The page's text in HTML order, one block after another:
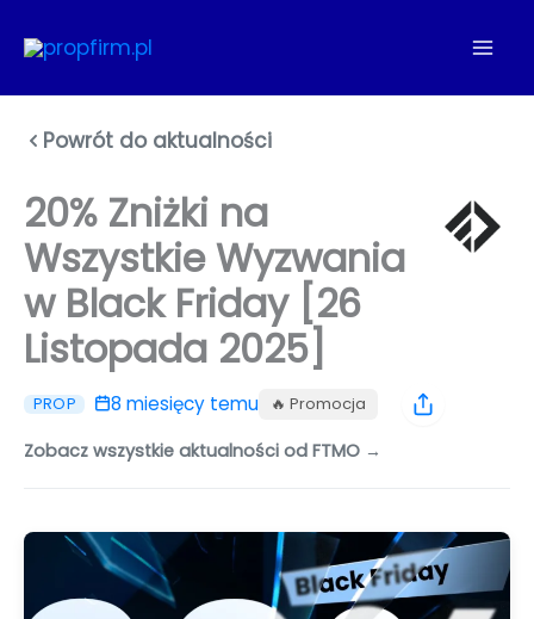
do
Powrót do aktualności
20% Zniżki na
Wszystkie Wyzwania
w Black Friday [26
Listopada 2025]
PROP 8 miesięcy temu 🔥 Promocja
Zobacz wszystkie aktualności od FTMO →